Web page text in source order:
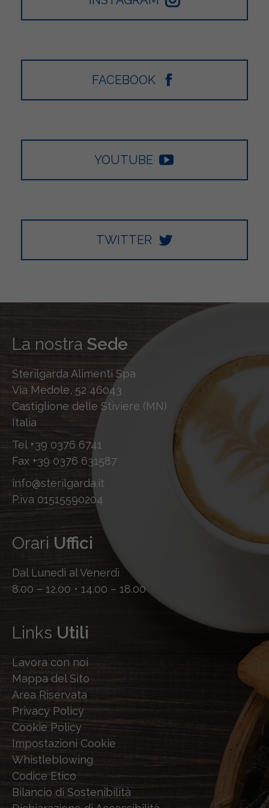
FACEBOOK
YOUTUBE
TWITTER
La nostra Sede
Sterilgarda Alimenti Spa
Via Medole, 52 46043
Castiglione delle Stiviere (MN)
Italia
Tel +39 0376 6741
Fax +39 0376 631587
info@sterilgarda.it
P.iva 01515590204
Orari Uffici
Dal Lunedì al Venerdì
8.00 – 12.00 • 14.00 – 18.00
Links Utili
Lavora con noi
Mappa del Sito
Area Riservata
Privacy Policy
Cookie Policy
Impostazioni Cookie
Whistleblowing
Codice Etico
Bilancio di Sostenibilità